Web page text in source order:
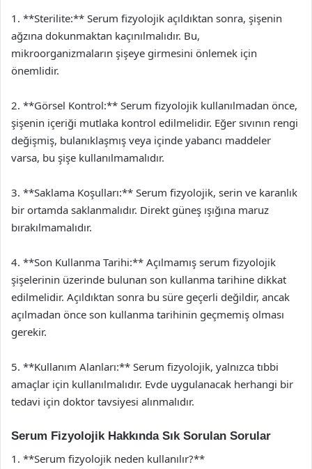
1. **Sterilite:** Serum fizyolojik açıldıktan sonra, şişenin
ağzına dokunmaktan kaçınılmalıdır. Bu,
mikroorganizmaların şişeye girmesini önlemek için
önemlidir.
2. **Görsel Kontrol:** Serum fizyolojik kullanılmadan önce,
şişenin içeriği mutlaka kontrol edilmelidir. Eğer sıvının rengi
değişmiş, bulanıklaşmış veya içinde yabancı maddeler
varsa, bu şişe kullanılmamalıdır.
3. **Saklama Koşulları:** Serum fizyolojik, serin ve karanlık
bir ortamda saklanmalıdır. Direkt güneş ışığına maruz
bırakılmamalıdır.
4. **Son Kullanma Tarihi:** Açılmamış serum fizyolojik
şişelerinin üzerinde bulunan son kullanma tarihine dikkat
edilmelidir. Açıldıktan sonra bu süre geçerli değildir, ancak
açılmadan önce son kullanma tarihinin geçmemiş olması
gerekir.
5. **Kullanım Alanları:** Serum fizyolojik, yalnızca tıbbi
amaçlar için kullanılmalıdır. Evde uygulanacak herhangi bir
tedavi için doktor tavsiyesi alınmalıdır.
Serum Fizyolojik Hakkında Sık Sorulan Sorular
1. **Serum fizyolojik neden kullanılır?**